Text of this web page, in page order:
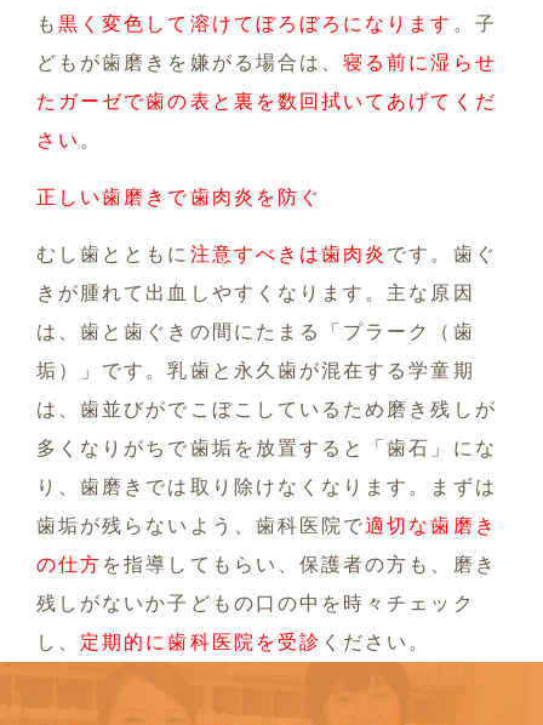
も黒く変色して溶けてぼろぼろになります 。子
どもが歯磨きを嫌がる場合は、寝る前に湿らせ
たガーゼで歯の表と裏を数回拭いてあげてくだ
さい 。
正しい歯磨きで歯肉炎を防ぐ
むし歯とともに 注意すべきは歯肉炎 です。歯ぐ
きが腫れて出血しやすくなります。主な原因
は、歯と歯ぐきの間にたまる「プラーク（歯
垢）」です。乳歯と永久歯が混在する学童期
は、歯並びがでこぼこしているため磨き残しが
多くなりがちで歯垢を放置すると「歯石」にな
り、歯磨きでは取り除けなくなります。まずは
歯垢が残らないよう、歯科医院で適切な歯磨き
の仕方 を指導してもらい、保護者の方も、磨き
残しがないか子どもの口の中を時々チェック
し、 定期的に歯科医院を受診 ください。